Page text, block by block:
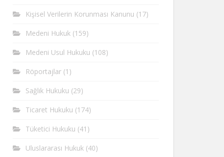
Kişisel Verilerin Korunması Kanunu (17)
Medeni Hukuk (159)
Medeni Usul Hukuku (108)
Röportajlar (1)
Sağlık Hukuku (29)
Ticaret Hukuku (174)
Tüketici Hukuku (41)
Uluslararası Hukuk (40)